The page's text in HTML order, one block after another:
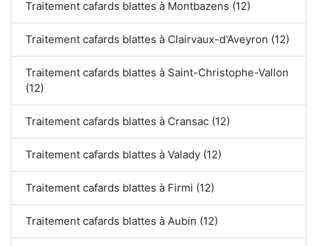
Traitement cafards blattes à Montbazens (12)
Traitement cafards blattes à Clairvaux-d'Aveyron (12)
Traitement cafards blattes à Saint-Christophe-Vallon
(12)
Traitement cafards blattes à Cransac (12)
Traitement cafards blattes à Valady (12)
Traitement cafards blattes à Firmi (12)
Traitement cafards blattes à Aubin (12)